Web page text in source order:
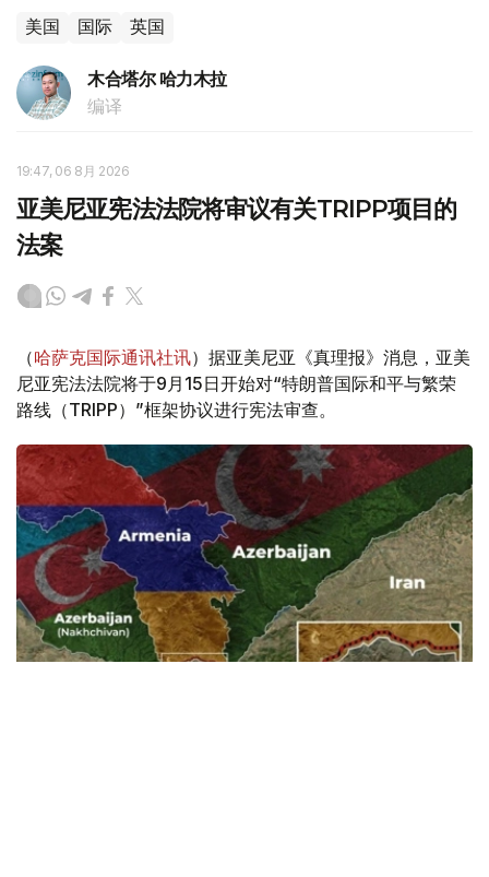
美国 国际 英国
木合塔尔 哈力木拉
编译
19:47, 06 8月 2026
亚美尼亚宪法法院将审议有关TRIPP项目的
法案
（哈萨克国际通讯社讯）据亚美尼亚《真理报》消息，亚美
尼亚宪法法院将于9月15日开始对“特朗普国际和平与繁荣
路线（TRIPP）”框架协议进行宪法审查。